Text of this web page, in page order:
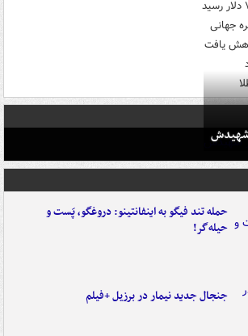
جهانی
شهیدش
حمله تند فیگو به اینفانتینو: دروغگو، پَست‌ و
حیله‌گر!
جنجال جدید نیمار در برزیل +فیلم